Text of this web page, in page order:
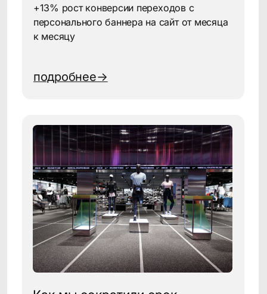
Узнать больше
CDP объединяет данные
из CRM, промо-акций, e-com
и ритейлеров, формируя
единый клиентский профиль
даже при работе через
дистрибьюторов.
Как CDP помогает FMCG-
компаниям, если у компании
нет прямого контакта
с покупателем?